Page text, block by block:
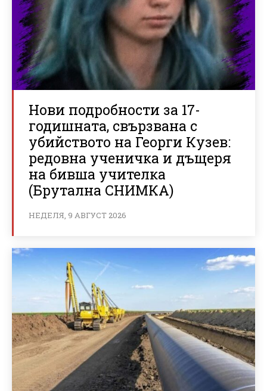
Нови подробности за 17-
годишната, свързвана с
убийството на Георги Кузев:
редовна ученичка и дъщеря
на бивша учителка
(Брутална СНИМКА)
НЕДЕЛЯ, 9 АВГУСТ 2026